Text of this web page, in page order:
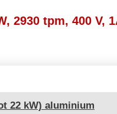
22 kW) aluminium
2930 tpm, 400 V,